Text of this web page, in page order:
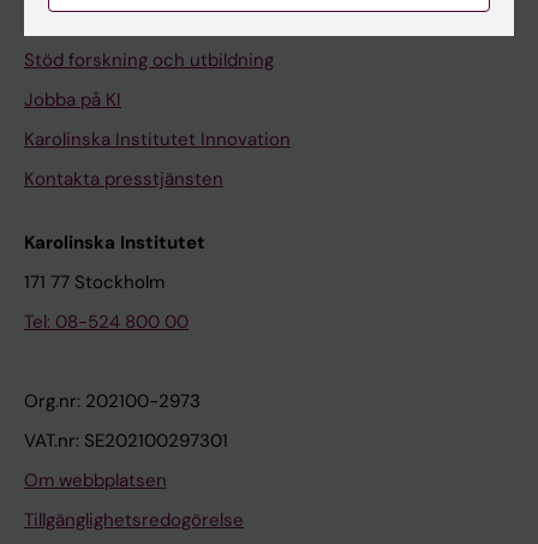
Stöd forskning och utbildning
Jobba på KI
Karolinska Institutet Innovation
Kontakta presstjänsten
Karolinska Institutet
171 77 Stockholm
Tel: 08-524 800 00
Org.nr: 202100-2973
VAT.nr: SE202100297301
Om webbplatsen
Tillgänglighetsredogörelse